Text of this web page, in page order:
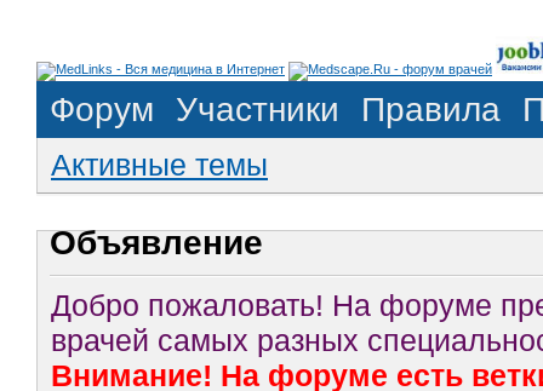
Форум Участники Правила
Активные темы
Объявление
Добро пожаловать! На форуме
врачей самых разных
Внимание! На форуме есть